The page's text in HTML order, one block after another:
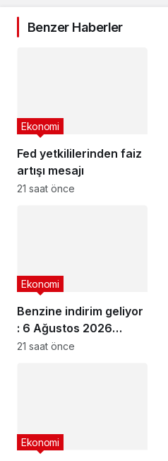
Benzer Haberler
Fed yetkililerinden faiz
artışı mesajı
Ekonomi
21 saat önce
Benzine indirim geliyor
: 6 Ağustos 2026
güncel akaryakıt
Ekonomi
21 saat önce
Ekonomi